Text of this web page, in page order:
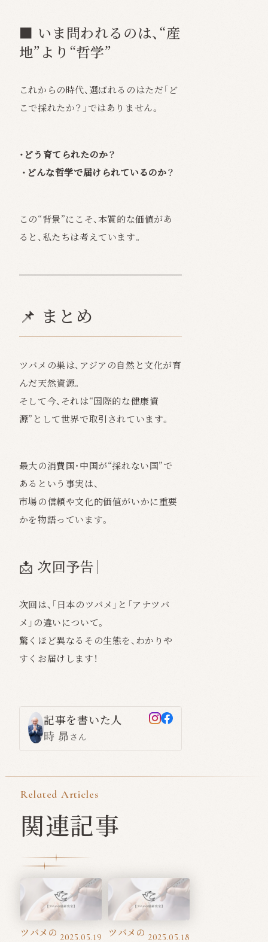
■ いま問われるのは、“産
地”より“哲学”
これからの時代、選ばれるのはただ「ど
こで採れたか？」ではありません。
・どう育てられたのか？
・どんな哲学で届けられているのか？
この“背景”にこそ、本質的な価値があ
ると、私たちは考えています。
📌 まとめ
ツバメの巣は、アジアの自然と文化が育
んだ天然資源。
そして今、それは“国際的な健康資
源”として世界で取引されています。
最大の消費国・中国が“採れない国”で
あるという事実は、
市場の信頼や文化的価値がいかに重要
かを物語っています。
📩 次回予告｜
次回は、「日本のツバメ」と「アナツバ
メ」の違いについて。
驚くほど異なるその生態を、わかりや
すくお届けします！
記事を書いた人
時 昴 さん
Related Articles
関連記事
ツバメの 2025.05.19
ツバメの 2025.05.18